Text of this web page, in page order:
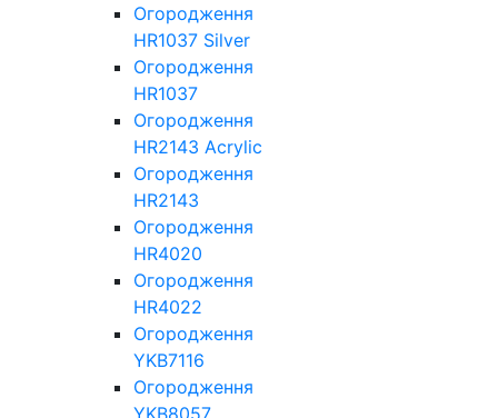
Огородження
HR1037 Silver
Огородження
HR1037
Огородження
HR2143 Acrylic
Огородження
HR2143
Огородження
HR4020
Огородження
HR4022
Огородження
YKB7116
Огородження